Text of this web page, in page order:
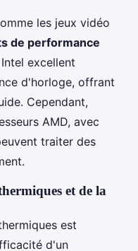
les jeux vidéo
de performance
excellent
d'horloge, offrant
Cependant,
AMD, avec
traiter des
et de la
est
d'un